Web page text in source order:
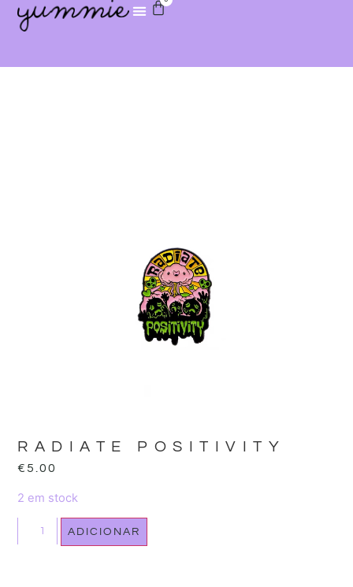
RADIATE POSITIVITY
€5.00
2 em stock
ADICIONAR